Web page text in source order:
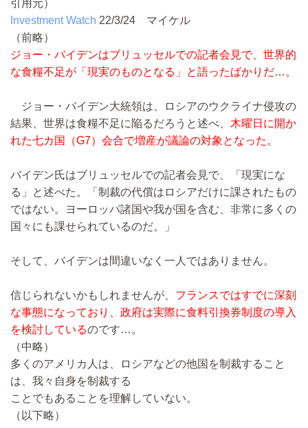
引用元）
Investment Watch 22/3/24 マイケル
（前略）
ジョー・バイデンはブリュッセルでの記者会見で、世界的
な食糧不足が「現実のものとなる」と語ったばかりだ…。
ジョー・バイデン大統領は、ロシアのウクライナ侵攻の
結果、世界は食糧不足に陥るだろうと述べ、 木曜日に開か
れた七カ国（G7）会合で増産が議論の対象となった。
バイデン氏はブリュッセルでの記者会見で、「現実にな
る」と述べた。「制裁の代償はロシアだけに課されたもの
ではない。ヨーロッパ諸国や我が国を含む、非常に多くの
国々にも課せられているのだ。」
そして、バイデンは間違いなく一人ではありません。
信じられないかもしれませんが、 フランスではすでに深刻
な事態になっており、政府は実際に食料引換券制度の導入
を検討しているのです…。
（中略）
多くのアメリカ人は、ロシアなどの他国を制裁すること
は、我々自身を制裁する
ことでもあることを理解していない。
（以下略）